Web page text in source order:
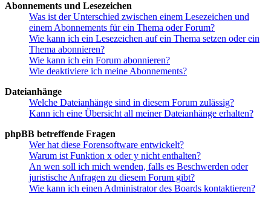
Abonnements und Lesezeichen
Was ist der Unterschied zwischen einem Lesezeichen und
einem Abonnements für ein Thema oder Forum?
Wie kann ich ein Lesezeichen auf ein Thema setzen oder ein
Thema abonnieren?
Wie kann ich ein Forum abonnieren?
Wie deaktiviere ich meine Abonnements?
Dateianhänge
Welche Dateianhänge sind in diesem Forum zulässig?
Kann ich eine Übersicht all meiner Dateianhänge erhalten?
phpBB betreffende Fragen
Wer hat diese Forensoftware entwickelt?
Warum ist Funktion x oder y nicht enthalten?
An wen soll ich mich wenden, falls es Beschwerden oder
juristische Anfragen zu diesem Forum gibt?
Wie kann ich einen Administrator des Boards kontaktieren?